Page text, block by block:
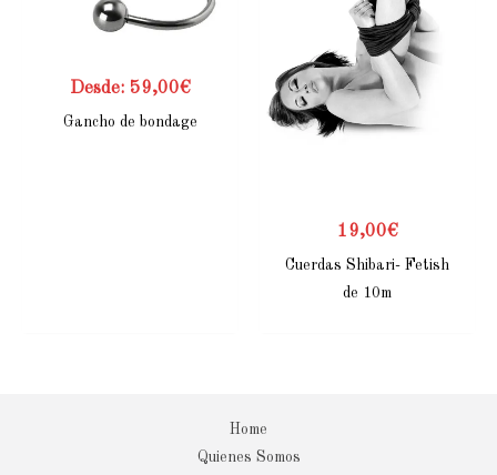
Desde: 59,00€
Gancho de bondage
19,00€
Cuerdas Shibari- Fetish
de 10m
Home
Quienes Somos